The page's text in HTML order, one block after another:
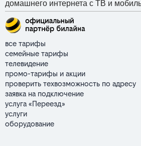
домашнего интернета с ТВ и
все тарифы
семейные тарифы
телевидение
промо-тарифы и акции
проверить техвозможность по адресу
заявка на подключение
услуга «Переезд»
услуги
оборудование